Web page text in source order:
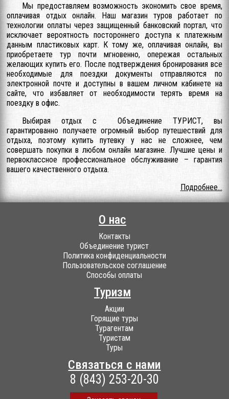
Мы предоставляем возможность экономить свое время,
оплачивая отдых онлайн. Наш магазин туров работает по
технологии оплаты через защищенный банковский портал, что
исключает вероятность постороннего доступа к платежным
данным пластиковых карт. К тому же, оплачивая онлайн, вы
приобретаете тур почти мгновенно, опережая остальных
желающих купить его. После подтверждения бронирования все
необходимые для поездки документы отправляются по
электронной почте и доступны в вашем личном кабинете на
сайте, что избавляет от необходимости терять время на
поездку в офис.
Выбирая отдых с Объединение ТУРИСТ, вы
гарантированно получаете огромный выбор путешествий для
отдыха, поэтому купить путевку у нас не сложнее, чем
совершать покупки в любом онлайн магазине. Лучшие цены и
первоклассное профессиональное обслуживание – гарантия
вашего качественного отдыха.
Подробнее...
О нас
Контакты
Объединение турист
Политика конфиденциальности
Пользовательское соглашение
Способы оплаты
Туризм
Акции
Горящие туры
Турагентам
Туристам
Туры
Связаться с нами
8 (843) 253-20-30